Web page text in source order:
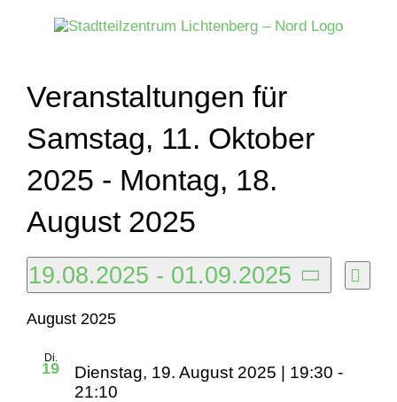
Veranstaltungen für
Samstag, 11. Oktober
2025 - Montag, 18.
August 2025
Veranstaltungen
Liste
19.08.2025 - 01.09.2025
wählen.
August 2025
Di.
19 Dienstag, 19. August 2025 | 19:30 -
21:10